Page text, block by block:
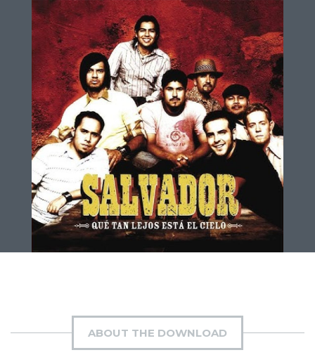
ABOUT THE DOWNLOAD